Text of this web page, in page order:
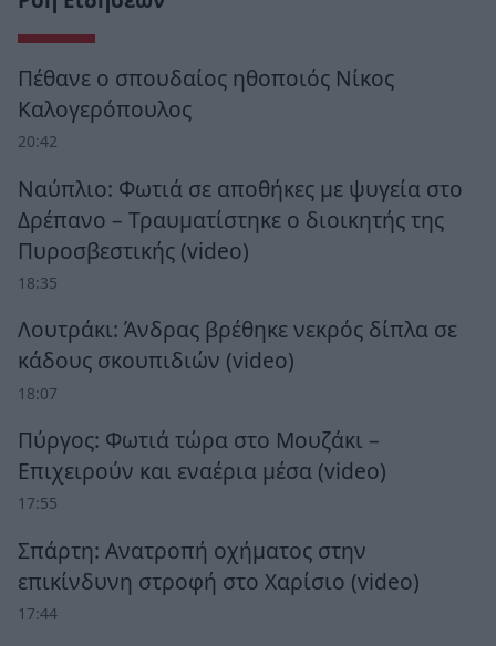
Πέθανε ο σπουδαίος ηθοποιός Νίκος
Καλογερόπουλος
20:42
Ναύπλιο: Φωτιά σε αποθήκες με ψυγεία στο
Δρέπανο – Τραυματίστηκε ο διοικητής της
Πυροσβεστικής (video)
18:35
Λουτράκι: Άνδρας βρέθηκε νεκρός δίπλα σε
κάδους σκουπιδιών (video)
18:07
Πύργος: Φωτιά τώρα στο Μουζάκι –
Επιχειρούν και εναέρια μέσα (video)
17:55
Σπάρτη: Ανατροπή οχήματος στην
επικίνδυνη στροφή στο Χαρίσιο (video)
17:44